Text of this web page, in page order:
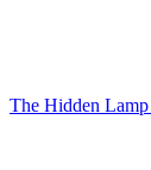
The Hidden Lamp